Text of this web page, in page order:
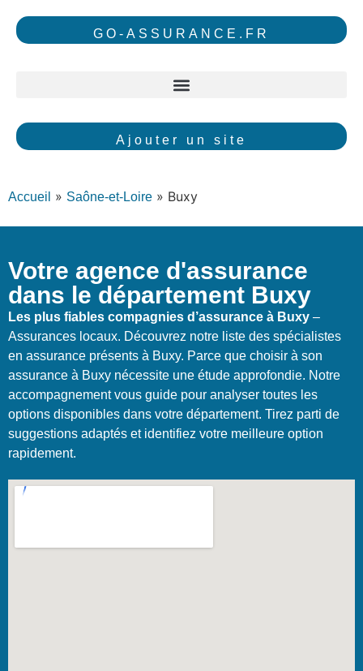
GO-ASSURANCE.FR
Ajouter un site
Accueil » Saône-et-Loire » Buxy
Votre agence d'assurance
dans le département Buxy
Les plus fiables compagnies d’assurance à Buxy –
Assurances locaux. Découvrez notre liste des spécialistes
en assurance présents à Buxy. Parce que choisir à son
assurance à Buxy nécessite une étude approfondie. Notre
accompagnement vous guide pour analyser toutes les
options disponibles dans votre département. Tirez parti de
suggestions adaptés et identifiez votre meilleure option
rapidement.